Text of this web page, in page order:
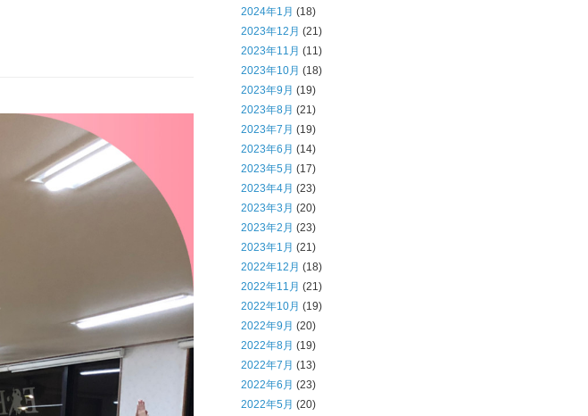
2024年1月 (18)
2023年12月 (21)
2023年11月 (11)
2023年10月 (18)
2023年9月 (19)
2023年8月 (21)
2023年7月 (19)
2023年6月 (14)
2023年5月 (17)
2023年4月 (23)
2023年3月 (20)
2023年2月 (23)
2023年1月 (21)
2022年12月 (18)
2022年11月 (21)
2022年10月 (19)
2022年9月 (20)
2022年8月 (19)
2022年7月 (13)
2022年6月 (23)
2022年5月 (20)